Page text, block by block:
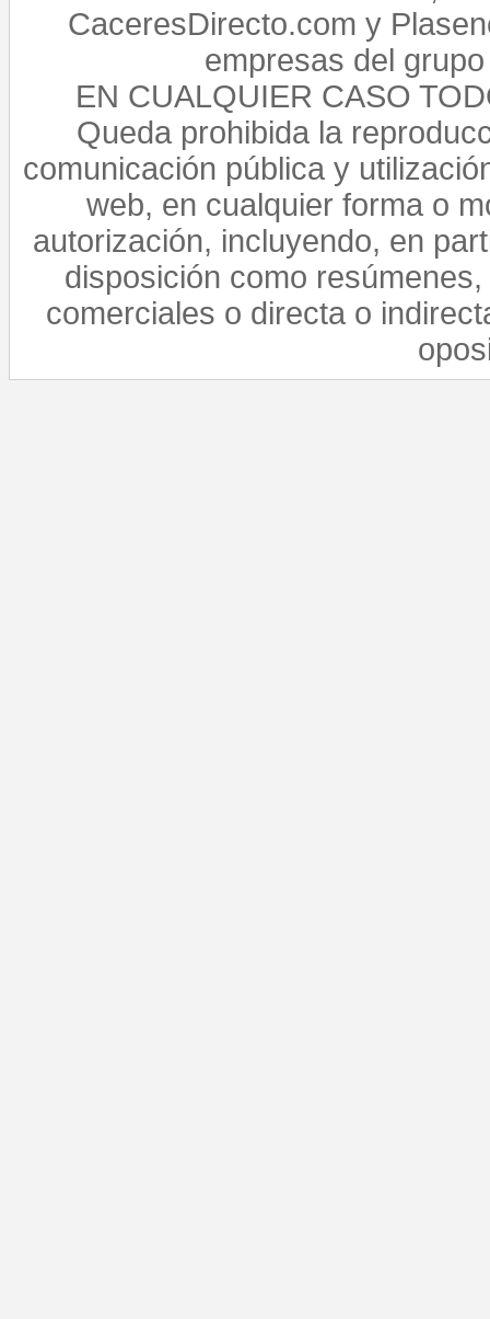
CaceresDirecto.com y
empresas del
EN CUALQUIER CASO
Queda prohibida la
comunicación pública y
web, en cualquier forma o
autorización, incluyendo, en
disposición como
comerciales o directa o